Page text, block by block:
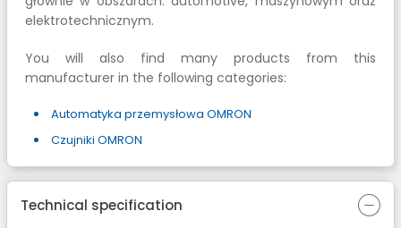
elektrotechnicznym.
You will also find many products from this
manufacturer in the following categories:
Automatyka przemysłowa OMRON
Czujniki OMRON
Technical specification